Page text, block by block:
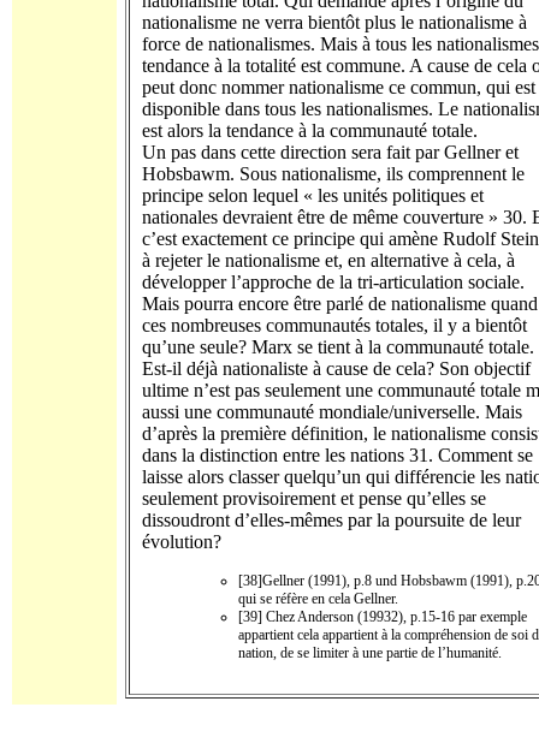
nationalisme ne verra bientôt plus le nationalisme à
force de nationalismes. Mais à tous les
tendance à la totalité est commune. A cause de cela
peut donc nommer nationalisme ce commun, qui est
disponible dans tous les nationalismes. Le
est alors la tendance à la communauté totale.
Un pas dans cette direction sera fait par Gellner et
Hobsbawm. Sous natio­nalisme, ils comprennent le
principe selon lequel « les unités politiques et
nationales devraient être de même couverture » 30.
c’est exactement ce principe qui amène Rudolf
à rejeter le nationalisme et, en alternative à cela, à
développer l’approche de la tri-articulation sociale.
Mais pourra encore être parlé de nationalisme
ces nombreuses communautés totales, il y a bientôt
qu’une seule? Marx se tient à la com­munauté totale.
Est-il déjà nationaliste à cause de cela? Son objectif
ultime n’est pas seulement une communauté totale
aussi une communauté mon­diale/universelle. Mais
d’après la première définition, le nationalisme
dans la distinction entre les nations 31. Comment se
laisse alors classer quel­qu’un qui différencie les
seulement provisoirement et pense qu’elles se
dissoudront d’elles-mêmes par la poursuite de leur
évolution?
[38]Gellner (1991), p.8 und Hobsbawm (1991),
qui se réfère en cela Gellner.
[39] Chez Anderson (19932), p.15-16 par exemple
appartient cela appartient à la compréhension de soi
nation, de se limiter à une partie de l’humanité.